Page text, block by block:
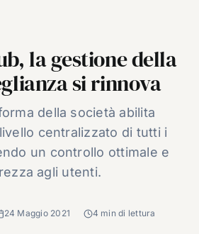
la gestione della
si rinnova
della società abilita
centralizzato di tutti i
un controllo ottimale e
agli utenti.
24 Maggio 2021 4 min di lettura